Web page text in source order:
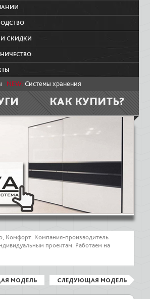
СКИДКИ
NEW: Системы хранения
КАК КУПИТЬ?
Комфорт. Компания-производитель
проектам. Работаем на
МОДЕЛЬ СЛЕДУЮЩАЯ МОДЕЛЬ